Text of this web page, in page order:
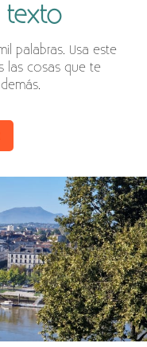
texto
palabras. Usa este
las cosas que te